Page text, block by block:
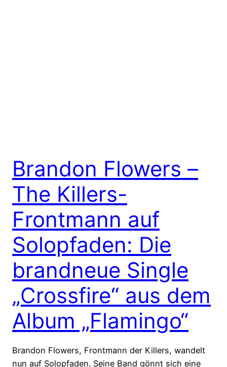
Brandon Flowers –
The Killers-
Frontmann auf
Solopfaden: Die
brandneue Single
„Crossfire“ aus dem
Album „Flamingo“
Brandon Flowers, Frontmann der Killers, wandelt
nun auf Solopfaden. Seine Band gönnt sich eine